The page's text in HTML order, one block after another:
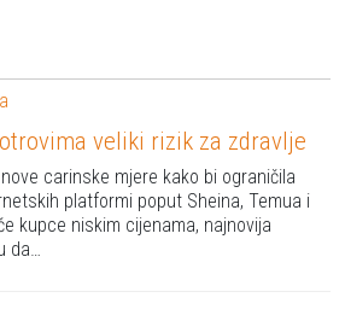
veliki rizik za zdravlje
carinske mjere kako bi ograničila
platformi poput Sheina, Temua i
kupce niskim cijenama, najnovija
da…